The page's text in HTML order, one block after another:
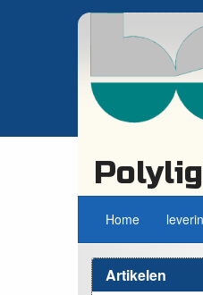
Home
Artikelen